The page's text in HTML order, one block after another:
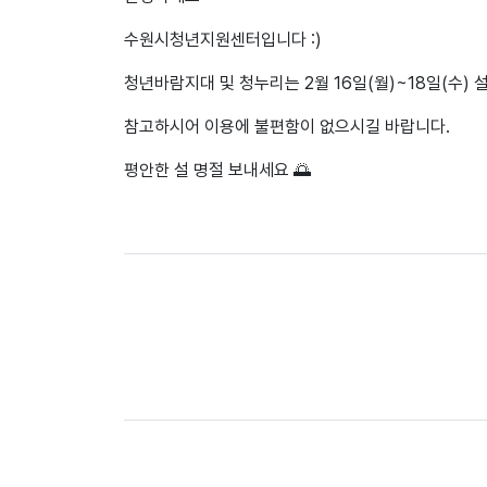
수원시청년지원센터입니다 :)
청년바람지대 및 청누리는 2월 16일(월)~18일(수)
참고하시어 이용에 불편함이 없으시길 바랍니다.
평안한 설 명절 보내세요 🌅